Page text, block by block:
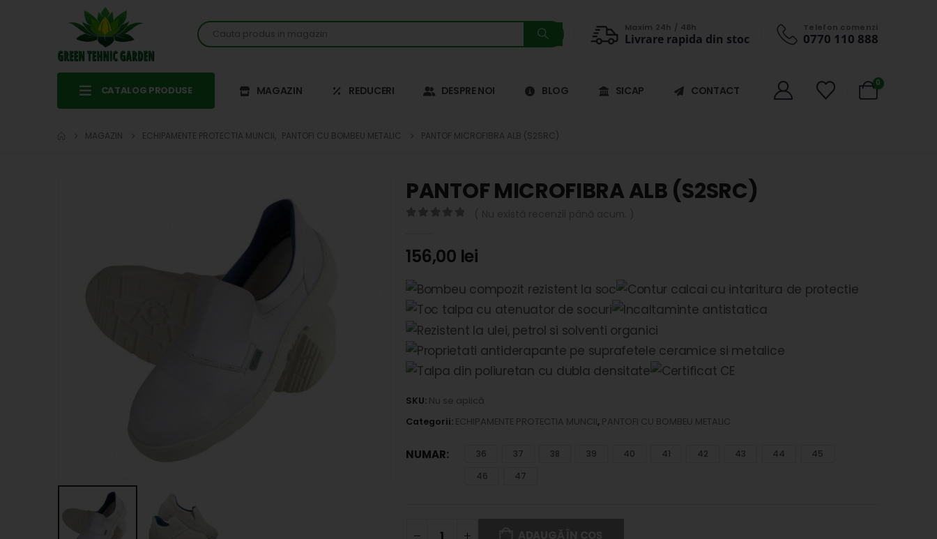
Maxim 24h / 48h
Livrare rapida din stoc
Telefon comenzi
0770 110 888
CATALOG PRODUSE MAGAZIN REDUCERI DESPRE NOI BLOG SICAP CONTACT
0
MAGAZIN ECHIPAMENTE PROTECTIA MUNCII PANTOFI CU BOMBEU METALIC PANTOF MICROFIBRA ALB (S2SRC)
PANTOF MICROFIBRA ALB (S2SRC)
156,00 lei
SKU: Nu se aplică
Categorii: ECHIPAMENTE PROTECTIA MUNCII, PANTOFI CU BOMBEU METALIC
NUMAR 36 37 38 39 40 41 42 43 44
45
46
47